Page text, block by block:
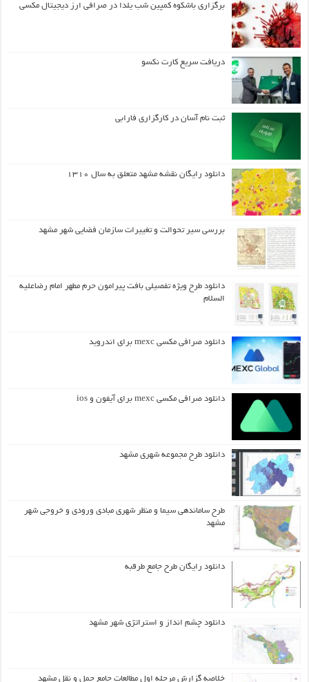
برگزاری باشکوه کمپین شب یلدا در صرافی ارز دیجیتال مکسی
دریافت سریع کارت نکسو
ثبت نام آسان در کارگزاری فارابی
دانلود رایگان نقشه مشهد متعلق به سال ۱۳۱۰
بررسی سیر تحوالت و تغییرات سازمان فضایی شهر مشهد
دانلود طرح ويژه تفصيلي بافت پيرامون حرم مطهر امام رضاعليه
السلام
دانلود صرافی مکسی mexc برای اندروید
دانلود صرافی مکسی mexc برای آیفون و ios
دانلود طرح مجموعه شهری مشهد
طرح ساماندهی سیما و منظر شهری مبادی ورودی و خروجی شهر
مشهد
دانلود رایگان طرح جامع طرقبه
دانلود چشم انداز و استراتژی شهر مشهد
خلاصه گزارش مرحله اول مطالعات جامع حمل و نقل مشهد